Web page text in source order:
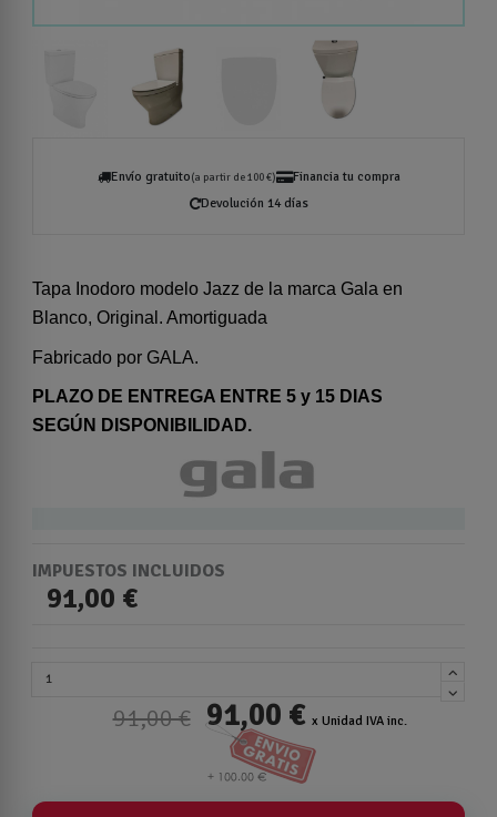
Envío gratuito(a partir de 100 €)
Financia tu compra
Devolución 14 días
Tapa Inodoro modelo Jazz de la marca Gala en
Blanco, Original. Amortiguada
Fabricado por GALA.
PLAZO DE ENTREGA ENTRE 5 y 15 DIAS
SEGÚN DISPONIBILIDAD.
IMPUESTOS INCLUIDOS
91,00 €
91,00 € 91,00 € x Unidad IVA inc.